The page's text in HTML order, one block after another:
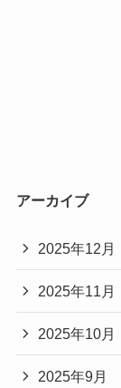
アーカイブ
2025年12月
2025年11月
2025年10月
2025年9月